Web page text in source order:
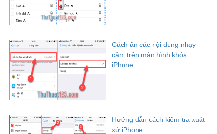
Cách ẩn các nội dung nhạy
cảm trên màn hình khóa
iPhone
Hướng dẫn cách kiểm tra xuất
xứ iPhone